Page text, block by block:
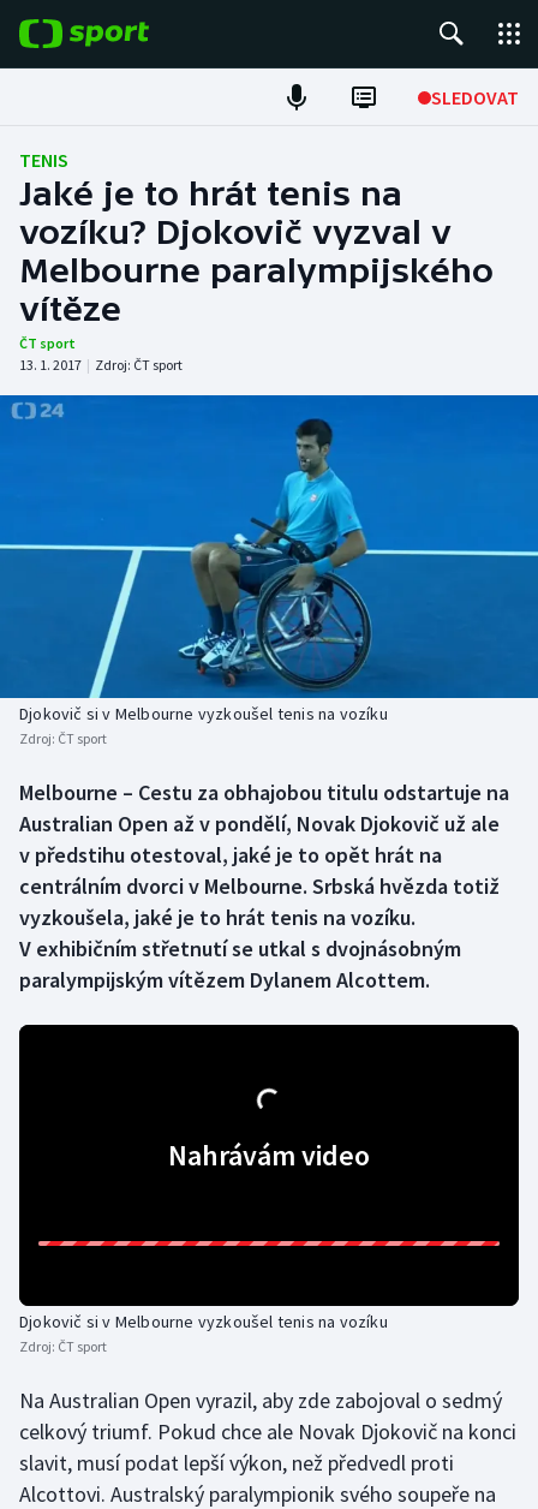
SLEDOVAT
Fotbal
Hokej
Tenis
Atletika
Baseball a softbal
Basketbal
Biatlon
Boby a skeleton
Box
Curling
Dostihy
Florbal
Jezdectví
Judo
Lezení
Lyže a snowboard
Soutěže
Historické návraty
Aplikace ČT sport
AZ kvíz
TENIS
Jaké je to hrát tenis na
vozíku? Djokovič vyzval v
Melbourne paralympijského
vítěze
ČT sport
13. 1. 2017 | Zdroj: ČT sport
Djokovič si v Melbourne vyzkoušel tenis na vozíku
Zdroj: ČT sport
Melbourne – Cestu za obhajobou titulu odstartuje na
Australian Open až v pondělí, Novak Djokovič už ale
v předstihu otestoval, jaké je to opět hrát na
centrálním dvorci v Melbourne. Srbská hvězda totiž
vyzkoušela, jaké je to hrát tenis na vozíku.
V exhibičním střetnutí se utkal s dvojnásobným
paralympijským vítězem Dylanem Alcottem.
Nahrávám video
Djokovič si v Melbourne vyzkoušel tenis na vozíku
Zdroj: ČT sport
Na Australian Open vyrazil, aby zde zabojoval o sedmý
celkový triumf. Pokud chce ale Novak Djokovič na konci
slavit, musí podat lepší výkon, než předvedl proti
Alcottovi. Australský paralympionik svého soupeře na